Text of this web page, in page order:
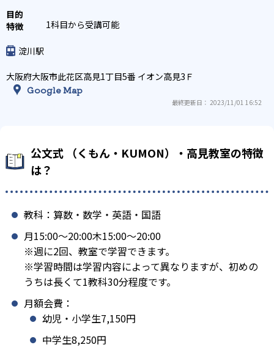
1科目から受講可能
淀川駅
大阪府大阪市此花区高見1丁目5番 イオン高見3Ｆ
Google Map
最終更新日： 2023/11/01 16:52
公文式 （くもん・KUMON）・高見教室の特徴
は？
教科：算数・数学・英語・国語
月15:00〜20:00木15:00〜20:00
※週に2回、教室で学習できます。
※学習時間は学習内容によって異なりますが、初めの
うちは長くて1教科30分程度です。
月額会費：
幼児・小学生7,150円
中学生8,250円